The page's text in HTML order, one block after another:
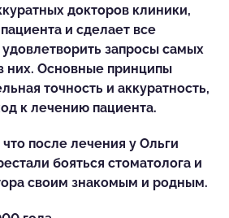
докторов клиники,
и сделает все
запросы самых
них. Основные принципы
точность и аккуратность,
к лечению пациента.
после лечения у Ольги
бояться стоматолога и
своим знакомым и родным.